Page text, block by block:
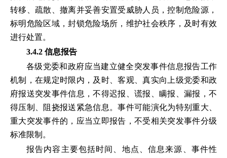
转移、疏散、撤离并妥善安置受威胁人员，控制危险源，
标明危险区域，封锁危险场所，维护社会秩序，及时有效
进行处置。
3.4.2 信息报告
各级党委和政府应当建立健全突发事件信息报告工作
机制，在规定时限内，及时、客观、真实向上级党委和政
府报送突发事件信息，不得迟报、谎报、瞒报、漏报，不
得压制、阻挠报送紧急信息。事件可能演化为特别重大、
重大突发事件的，应当立即报告，不受相关突发事件分级
标准限制。
报告内容主要包括时间、地点、信息来源、事件性